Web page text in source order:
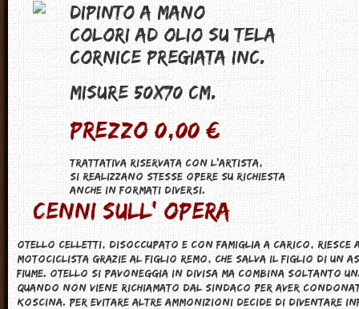
Dipinto a mano
Colori ad Olio su tela
Cornice pregiata inc.
Misure 50x70 CM.
Prezzo 0,00 €
Trattativa riservata con l'artista,
Si realizzano stesse opere su richiesta
anche in formati diversi.
Cenni sull' opera
Otello Celletti, disoccupato e con famiglia a carico, riesce
motociclista grazie al figlio Remo, che salva il figlio di un
fiume. Otello si pavoneggia in divisa ma combina soltanto
quando non viene richiamato dal sindaco per aver
Koscina. Per evitare altre ammonizioni decide di diventare